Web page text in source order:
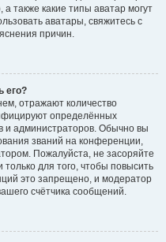
также какие типы аватар могут
аватары, свяжитесь с
причин.
его?
отражают количество
определённых
и администраторов. Обычно вы
званий на конференции,
Пожалуйста, не засоряйте
для того, чтобы повысить
это запрещено, и модератор
счётчика сообщений.